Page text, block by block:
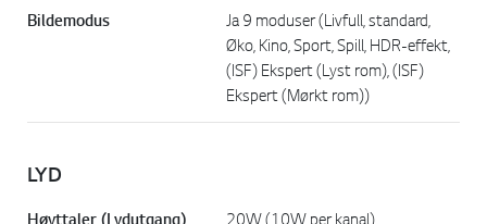
Bildemodus
Ja 9 moduser (Livfull, standard,
Øko, Kino, Sport, Spill, HDR-effekt,
(ISF) Ekspert (Lyst rom), (ISF)
Ekspert (Mørkt rom))
LYD
20W (10W per kanal)